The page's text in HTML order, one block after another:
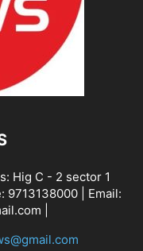
Hig C - 2 sector 1
9713138000 | Email:
|